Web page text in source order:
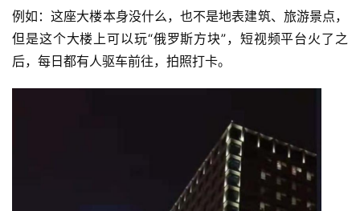
例如：这座大楼本身没什么，也不是地表建筑、旅游景点，
但是这个大楼上可以玩“俄罗斯方块”，短视频平台火了之
后，每日都有人驱车前往，拍照打卡。